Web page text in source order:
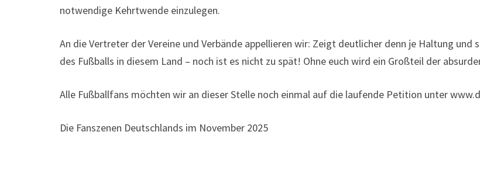
notwendige Kehrtwende einzulegen.
An die Vertreter der Vereine und Verbände appellieren wir: Zeigt deutlicher denn je Haltung
des Fußballs in diesem Land – noch ist es nicht zu spät! Ohne euch wird ein Großteil der
Alle Fußballfans möchten wir an dieser Stelle noch einmal auf die laufende Petition unter
Die Fanszenen Deutschlands im November 2025